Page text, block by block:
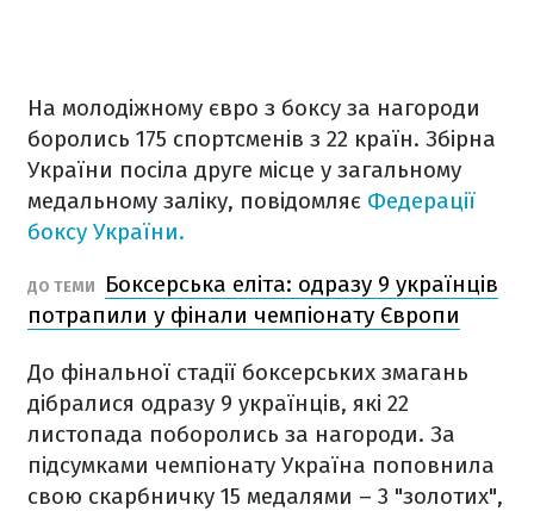
На молодіжному євро з боксу за нагороди
боролись 175 спортсменів з 22 країн. Збірна
України посіла друге місце у загальному
медальному заліку, повідомляє Федерації
боксу України.
ДО ТЕМИ
Боксерська еліта: одразу 9 українців
потрапили у фінали чемпіонату Європи
До фінальної стадії боксерських змагань
дібралися одразу 9 українців, які 22
листопада поборолись за нагороди. За
підсумками чемпіонату Україна поповнила
свою скарбничку 15 медалями – 3 "золотих",